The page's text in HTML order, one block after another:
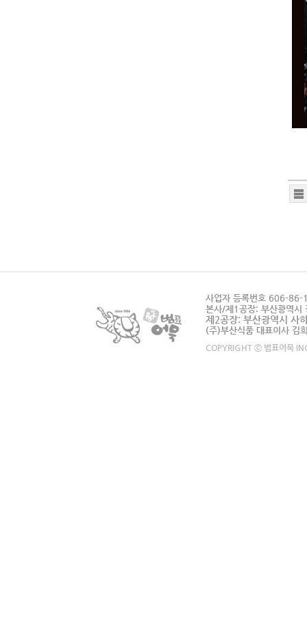
사업자 등록번호 606-
본사/제1공장: 부산광역
제2공장: 부산광역시 사
(주)부산식품 대표이사 김
COPYRIGHT ⓒ 범표어묵